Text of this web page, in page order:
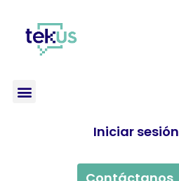
Iniciar sesión